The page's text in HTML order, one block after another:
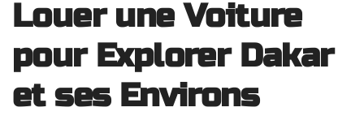
Louer une Voiture
pour Explorer Dakar
et ses Environs